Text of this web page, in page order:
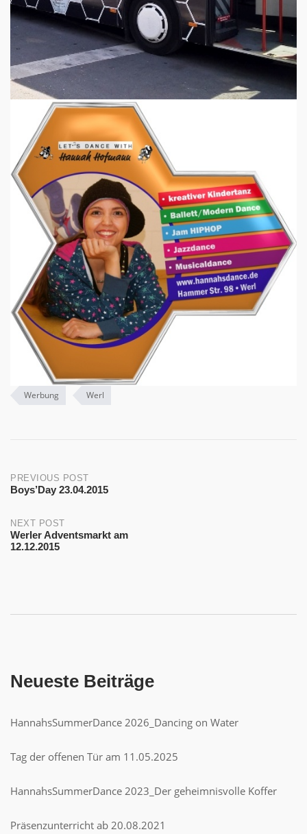
Werbung Werl
Post
PREVIOUS POST
Boys’Day 23.04.2015
NEXT POST
Werler Adventsmarkt am
12.12.2015
Neueste Beiträge
HannahsSummerDance 2026_Dancing on Water
Tag der offenen Tür am 11.05.2025
HannahsSummerDance 2023_Der geheimnisvolle Koffer
Präsenzunterricht ab 20.08.2021